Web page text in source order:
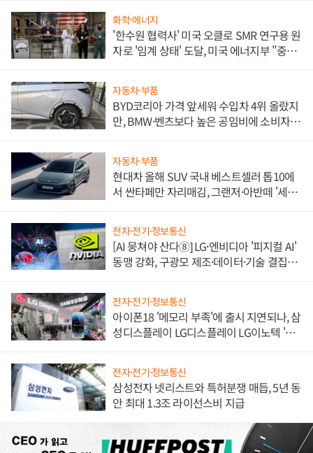
화학·에너지
'한수원 협력사' 미국 오클로 SMR 연구용 원
자로 '임계 상태' 도달, 미국 에너지부 "중요
자동차·부품
BYD코리아 가격 앞세워 수입차 4위 올랐지
만, BMW·벤츠보다 높은 공임비에 소비자
자동차·부품
현대차 올해 SUV 국내 베스트셀러 톱10에
서 싼타페만 자리매김, 그랜저·아반떼 '세단
전자·전기·정보통신
[AI 뭉쳐야 산다⑧] LG·엔비디아 '피지컬 AI'
동맹 강화, 구광모 제조·데이터·기술 결집
전자·전기·정보통신
아이폰18 '메모리 부족'에 출시 지연되나, 삼
성디스플레이 LG디스플레이 LG이노텍 '탈
전자·전기·정보통신
삼성전자 넷리스트와 특허분쟁 매듭, 5년 동
안 최대 1.3조 라이선스비 지급